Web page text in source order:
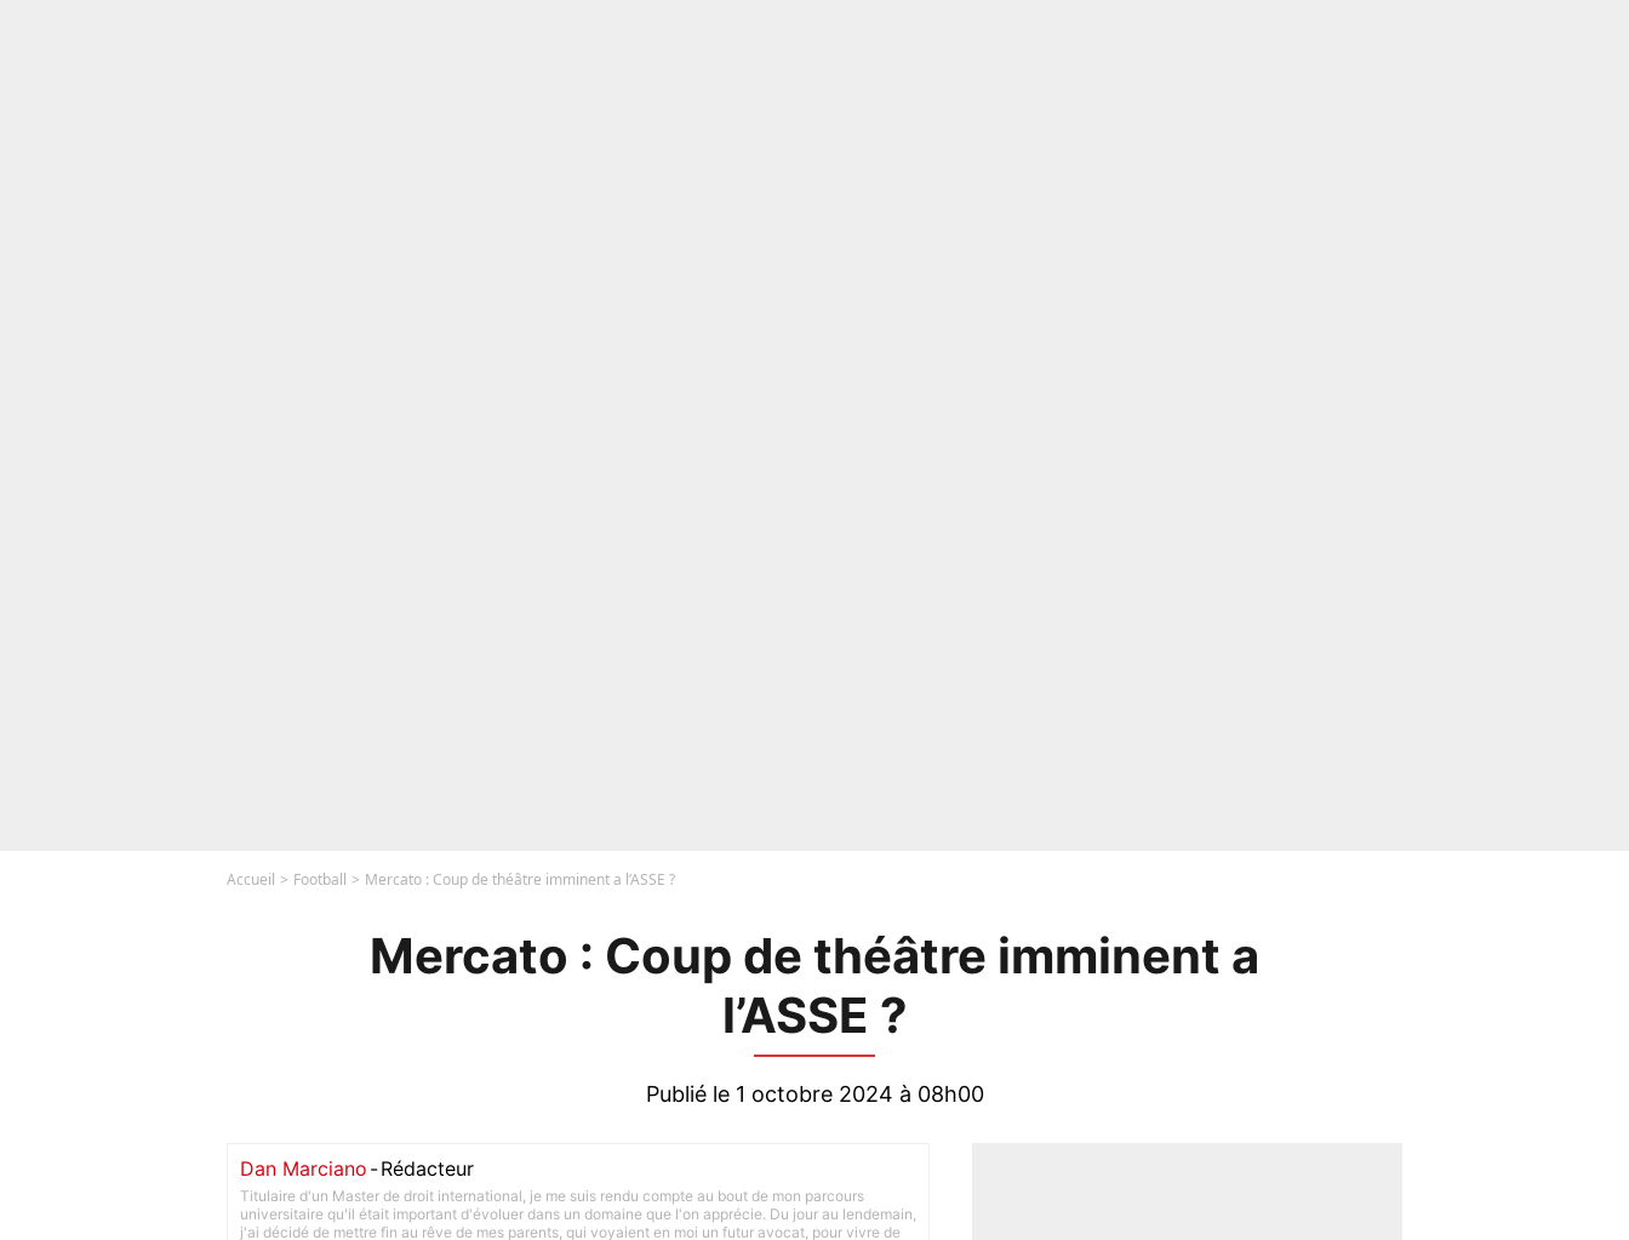
Accueil Football Mercato : Coup de théâtre imminent a l’ASSE ?
Mercato : Coup de théâtre imminent a
l’ASSE ?
Publié le 1 octobre 2024 à 08h00
Dan Marciano -Rédacteur
Titulaire d'un Master de droit international, je me suis rendu compte au bout de mon parcours
universitaire qu'il était important d'évoluer dans un domaine que l'on apprécie. Du jour au lendemain,
j'ai décidé de mettre fin au rêve de mes parents, qui voyaient en moi un futur avocat, pour vivre de